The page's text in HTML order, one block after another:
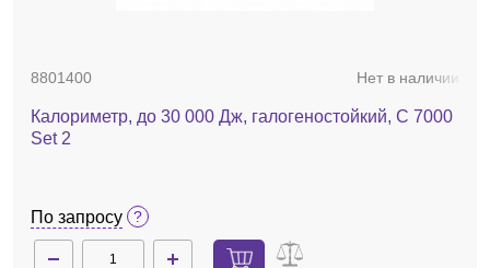
8801400 Нет в наличии
Калориметр, до 30 000 Дж, галогеностойкий, C 7000
Set 2
По запросу